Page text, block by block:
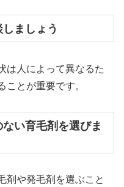
ましょう
は人によって異なるた
とが重要です。
い育毛剤を選びま
剤や発毛剤を選ぶこと